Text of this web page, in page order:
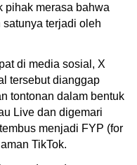
pihak merasa bahwa
terjadi oleh
di media sosial, X
tersebut dianggap
tontonan dalam bentuk
Live dan digemari
menjadi FYP (for
TikTok.